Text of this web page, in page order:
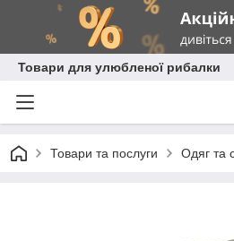
Товари для улюбленої рибалки
Товари та послуги Одяг та